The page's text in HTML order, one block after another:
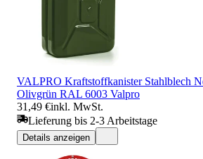
VALPRO Kraftstoffkanister Stahlblech
Olivgrün RAL 6003 Valpro
31,49 €inkl. MwSt.
Lieferung bis 2-3 Arbeitstage
Details anzeigen